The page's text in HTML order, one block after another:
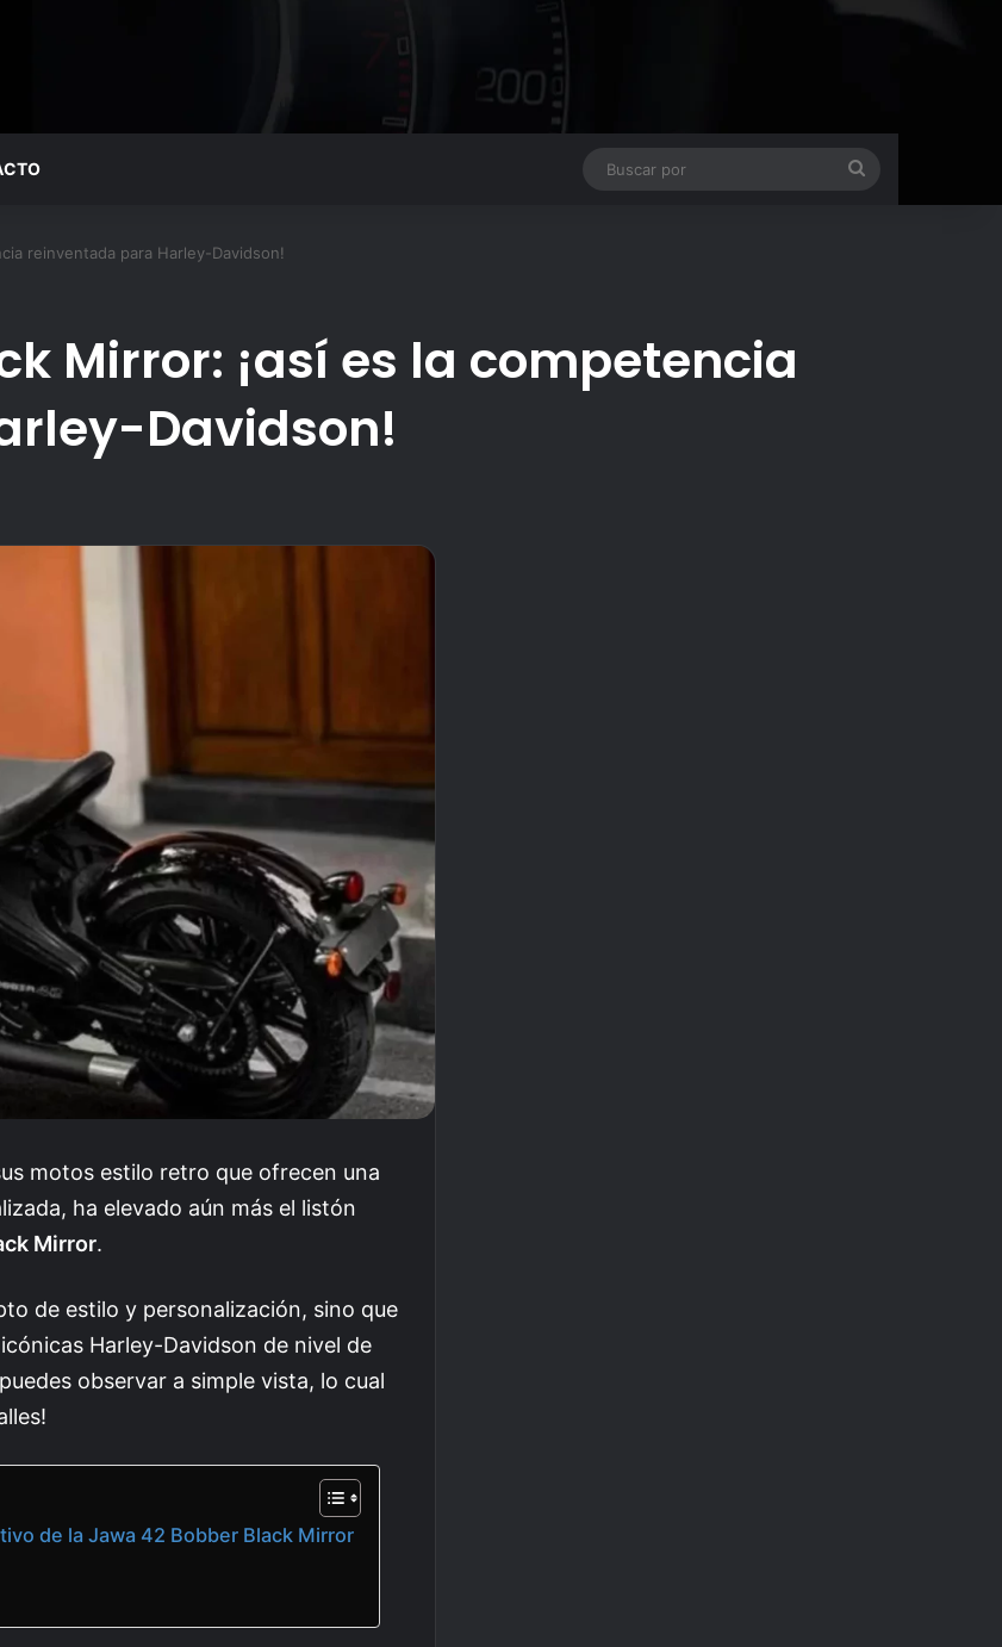
reinventada para Harley-Davidson!
Mirror: ¡así es la competencia
Davidson!
motos estilo retro que ofrecen una
ha elevado aún más el listón
Mirror.
de estilo y personalización, sino que
Harley-Davidson de nivel de
observar a simple vista, lo cual
de la Jawa 42 Bobber Black Mirror